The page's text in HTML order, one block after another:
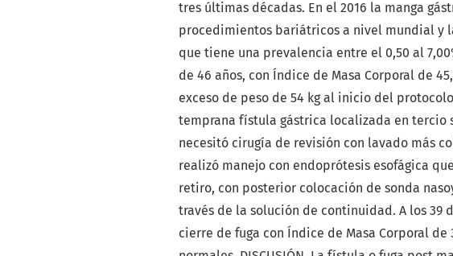
tres últimas décadas. En el 2016 la manga
procedimientos bariátricos a nivel mundial y
que tiene una prevalencia entre el 0,50 al
de 46 años, con Índice de Masa Corporal de
exceso de peso de 54 kg al inicio del
temprana fístula gástrica localizada en tercio
necesitó cirugía de revisión con lavado más
realizó manejo con endoprótesis esofágica
retiro, con posterior colocación de sonda
través de la solución de continuidad. A los 39
cierre de fuga con Índice de Masa Corporal